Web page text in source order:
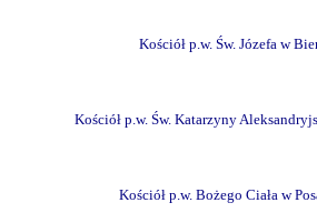
Kościół p.w. Św. Józefa w
Kościół p.w. Św. Katarzyny
Kościół p.w. Bożego Ciała w